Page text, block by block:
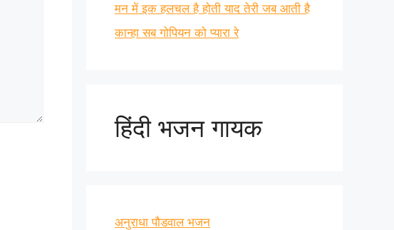
मन में इक हलचल है होती याद तेरी जब आती है
कान्हा सब गोपियन को प्यारा रे
हिंदी भजन गायक
अनुराधा पौडवाल भजन